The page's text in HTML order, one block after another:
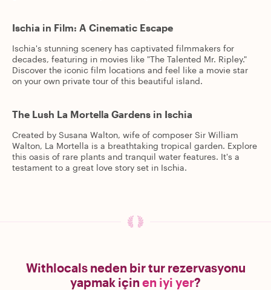
Ischia in Film: A Cinematic Escape
Ischia's stunning scenery has captivated filmmakers for
decades, featuring in movies like "The Talented Mr. Ripley."
Discover the iconic film locations and feel like a movie star
on your own private tour of this beautiful island.
The Lush La Mortella Gardens in Ischia
Created by Susana Walton, wife of composer Sir William
Walton, La Mortella is a breathtaking tropical garden. Explore
this oasis of rare plants and tranquil water features. It's a
testament to a great love story set in Ischia.
Withlocals neden bir tur rezervasyonu
yapmak için en iyi yer?